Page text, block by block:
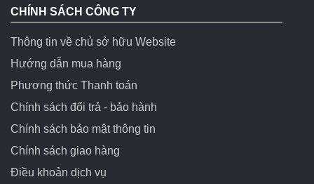
CHÍNH SÁCH CÔNG TY
Thông tin về chủ sở hữu Website
Hướng dẫn mua hàng
Phương thức Thanh toán
Chính sách đổi trả - bảo hành
Chính sách bảo mật thông tin
Chính sách giao hàng
Điều khoản dịch vụ